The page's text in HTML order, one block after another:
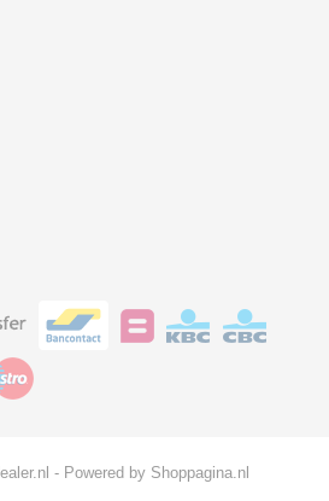
- Powered by Shoppagina.nl